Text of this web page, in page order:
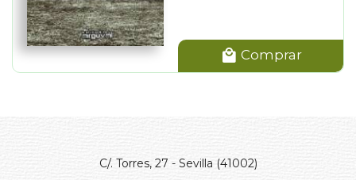
Comprar
C/. Torres, 27 - Sevilla (41002)